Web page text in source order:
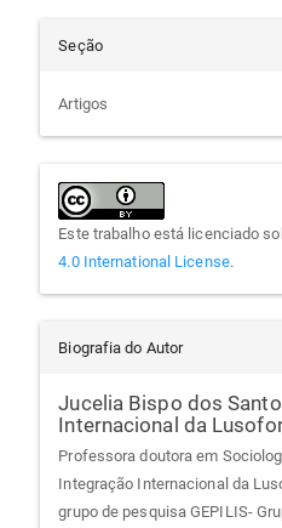
Seção
Artigos
Este trabalho está licenciado
4.0 International License.
Biografia do Autor
Jucelia Bispo dos
Internacional da
Professora doutora em
Integração Internacional da
grupo de pesquisa GEPILIS-